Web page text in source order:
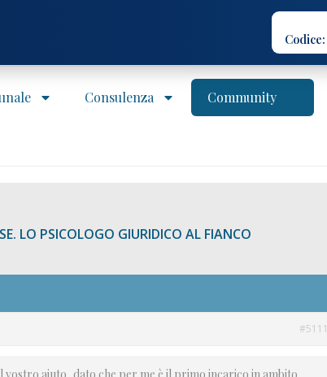
Codice:
Consulenza Community
LO PSICOLOGO GIURIDICO AL FIANCO
#5111